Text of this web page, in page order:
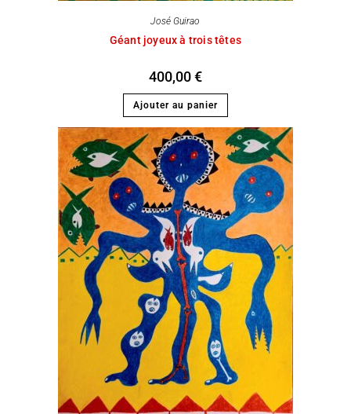
José Guirao
Géant joyeux à trois têtes
400,00€
Ajouter au panier